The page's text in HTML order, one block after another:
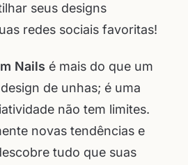
seus designs
redes sociais favoritas!
Nails é mais do que um
de unhas; é uma
não tem limites.
novas tendências e
tudo que suas